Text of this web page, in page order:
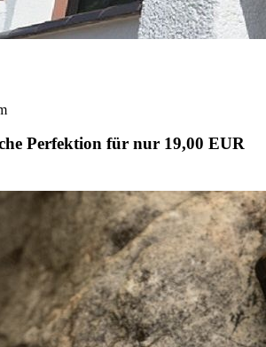
Perfektion für nur 19,00 EUR